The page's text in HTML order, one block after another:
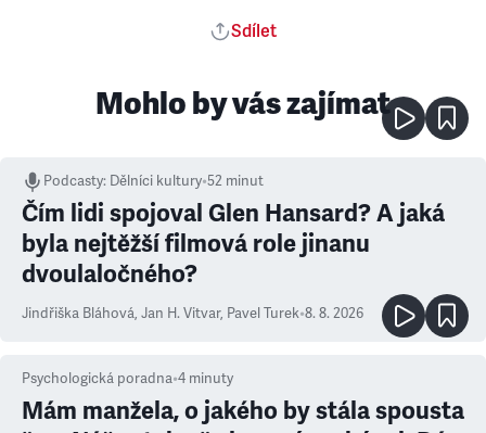
Sdílet
Mohlo by vás zajímat
Podcasty: Dělníci kultury•52 minut
Čím lidi spojoval Glen Hansard? A jaká
byla nejtěžší filmová role jinanu
dvoulaločného?
Jindřiška Bláhová, Jan H. Vitvar, Pavel Turek•8. 8. 2026
Psychologická poradna•4 minuty
Mám manžela, o jakého by stála spousta